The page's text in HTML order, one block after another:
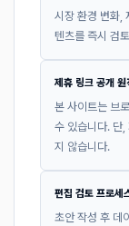
시장 환경 변화,
텐츠를 즉시 검
제휴 링크 공개 원
본 사이트는 브
수 있습니다. 단,
지 않습니다.
편집 검토 프로세
초안 작성 후 데